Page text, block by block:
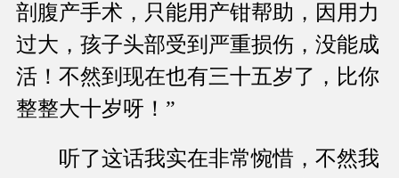
剖腹产手术，只能用产钳帮助，因用力
过大，孩子头部受到严重损伤，没能成
活！不然到现在也有三十五岁了，比你
整整大十岁呀！”
听了这话我实在非常惋惜，不然我